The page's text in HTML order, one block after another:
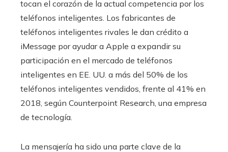
tocan el corazón de la actual competencia por los
teléfonos inteligentes. Los fabricantes de
teléfonos inteligentes rivales le dan crédito a
iMessage por ayudar a Apple a expandir su
participación en el mercado de teléfonos
inteligentes en EE. UU. a más del 50% de los
teléfonos inteligentes vendidos, frente al 41% en
2018, según Counterpoint Research, una empresa
de tecnología.
La mensajería ha sido una parte clave de la